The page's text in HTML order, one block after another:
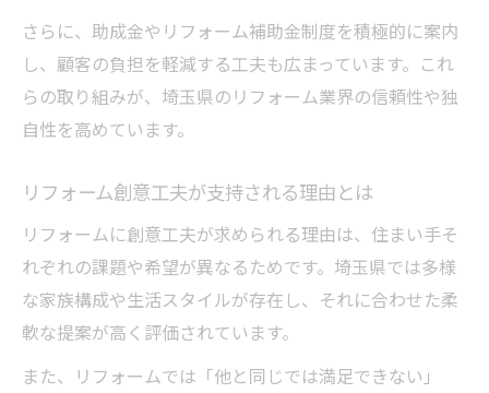
さらに、助成金やリフォーム補助金制度を積極的に案内
し、顧客の負担を軽減する工夫も広まっています。これ
らの取り組みが、埼玉県のリフォーム業界の信頼性や独
自性を高めています。
リフォーム創意工夫が支持される理由とは
リフォームに創意工夫が求められる理由は、住まい手そ
れぞれの課題や希望が異なるためです。埼玉県では多様
な家族構成や生活スタイルが存在し、それに合わせた柔
軟な提案が高く評価されています。
また、リフォームでは「他と同じでは満足できない」